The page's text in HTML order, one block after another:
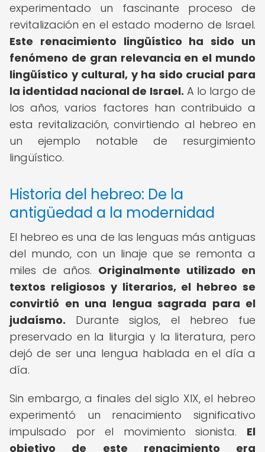
experimentado un fascinante proceso de
revitalización en el estado moderno de Israel.
Este renacimiento lingüístico ha sido un
fenómeno de gran relevancia en el mundo
lingüístico y cultural, y ha sido crucial para
la identidad nacional de Israel. A lo largo de
los años, varios factores han contribuido a
esta revitalización, convirtiendo al hebreo en
un ejemplo notable de resurgimiento
lingüístico.
Historia del hebreo: De la
antigüedad a la modernidad
El hebreo es una de las lenguas más antiguas
del mundo, con un linaje que se remonta a
miles de años. Originalmente utilizado en
textos religiosos y literarios, el hebreo se
convirtió en una lengua sagrada para el
judaísmo. Durante siglos, el hebreo fue
preservado en la liturgia y la literatura, pero
dejó de ser una lengua hablada en el día a
día.
Sin embargo, a finales del siglo XIX, el hebreo
experimentó un renacimiento significativo
impulsado por el movimiento sionista. El
objetivo de este renacimiento era